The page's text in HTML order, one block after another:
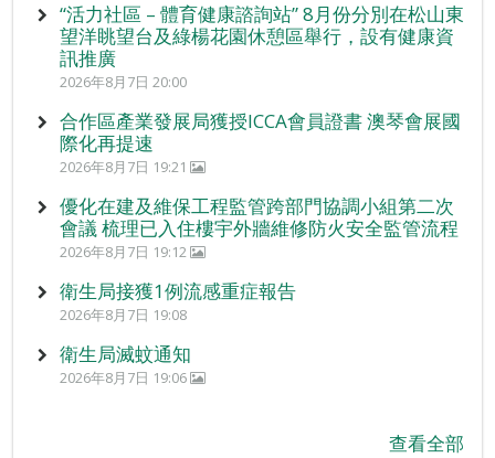
“活力社區 – 體育健康諮詢站” 8月份分別在松山東
望洋眺望台及綠楊花園休憩區舉行，設有健康資
訊推廣
2026年8月7日 20:00
合作區產業發展局獲授ICCA會員證書 澳琴會展國
際化再提速
2026年8月7日 19:21
優化在建及維保工程監管跨部門協調小組第二次
會議 梳理已入住樓宇外牆維修防火安全監管流程
2026年8月7日 19:12
衛生局接獲1例流感重症報告
2026年8月7日 19:08
衛生局滅蚊通知
2026年8月7日 19:06
查看全部